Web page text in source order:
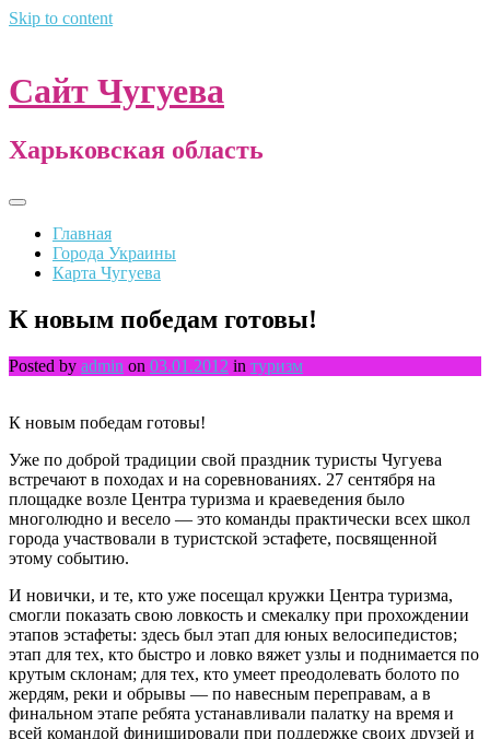
Skip to content
Сайт Чугуева
Харьковская область
Главная
Города Украины
Карта Чугуева
К новым победам готовы!
Posted by admin on 03.01.2012 in туризм
К новым победам готовы!
Уже по доброй традиции свой праздник туристы Чугуева
встречают в походах и на соревнованиях. 27 сентября на
площадке возле Центра туризма и краеведения было
многолюдно и весело — это команды практически всех школ
города участвовали в туристской эстафете, посвященной
этому событию.
И новички, и те, кто уже посещал кружки Центра туризма,
смогли показать свою ловкость и смекалку при прохождении
этапов эстафеты: здесь был этап для юных велосипедистов;
этап для тех, кто быстро и ловко вяжет узлы и поднимается по
крутым склонам; для тех, кто умеет преодолевать болото по
жердям, реки и обрывы — по навесным переправам, а в
финальном этапе ребята устанавливали палатку на время и
всей командой финишировали при поддержке своих друзей и